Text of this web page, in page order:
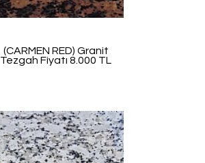
(CARMEN RED) Granit
Tezgah Fiyatı 8.000 TL